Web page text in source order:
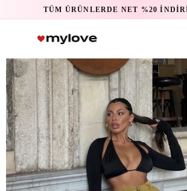
TÜM ÜRÜNLERDE NET %20